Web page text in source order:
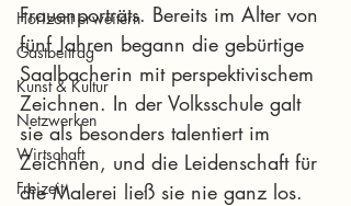
Horizont erweitern
Gastbeitrag
Kunst & Kultur
Netzwerken
Wirtschaft
Freizeit
Frauenporträts. Bereits im Alter von
fünf Jahren begann die gebürtige
Saalbacherin mit perspektivischem
Zeichnen. In der Volksschule galt
sie als besonders talentiert im
Zeichnen, und die Leidenschaft für
die Malerei ließ sie nie ganz los.